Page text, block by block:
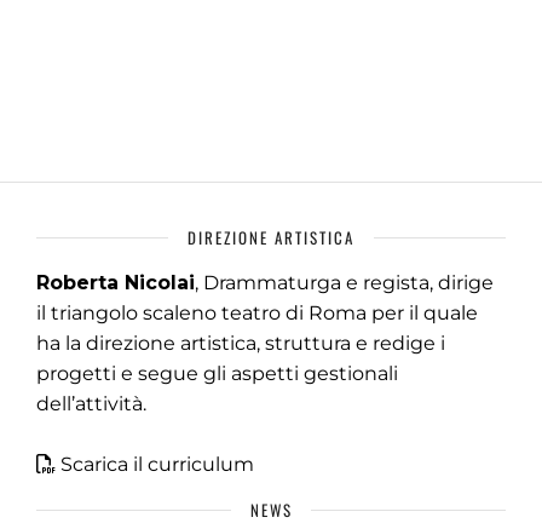
DIREZIONE ARTISTICA
Roberta Nicolai, Drammaturga e regista, dirige
il triangolo scaleno teatro di Roma per il quale
ha la direzione artistica, struttura e redige i
progetti e segue gli aspetti gestionali
dell’attività.
Scarica il curriculum
NEWS